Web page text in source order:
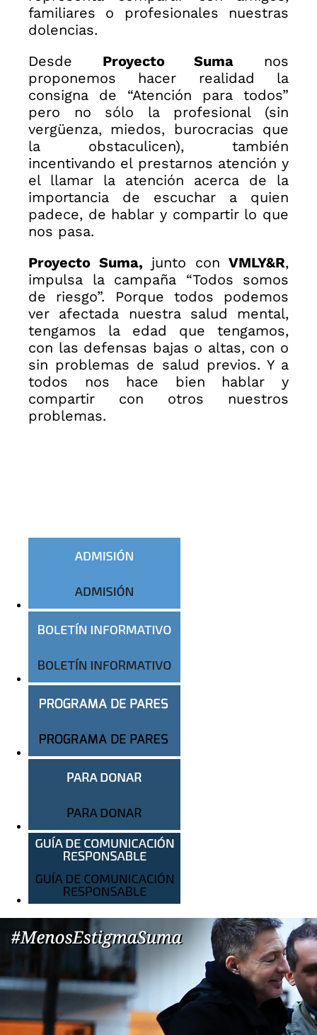
familiares o profesionales nuestras
dolencias.
Desde Proyecto Suma nos
proponemos hacer realidad la
consigna de “Atención para todos”
pero no sólo la profesional (sin
vergüenza, miedos, burocracias que
la obstaculicen), también
incentivando el prestarnos atención y
el llamar la atención acerca de la
importancia de escuchar a quien
padece, de hablar y compartir lo que
nos pasa.
Proyecto Suma, junto con VMLY&R,
impulsa la campaña “Todos somos
de riesgo”. Porque todos podemos
ver afectada nuestra salud mental,
tengamos la edad que tengamos,
con las defensas bajas o altas, con o
sin problemas de salud previos. Y a
todos nos hace bien hablar y
compartir con otros nuestros
problemas.